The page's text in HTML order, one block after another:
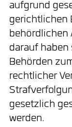
aufgrund
gerichtlichen
behördlichen
darauf
Behörden
rechtlicher
gesetzlich
werden.